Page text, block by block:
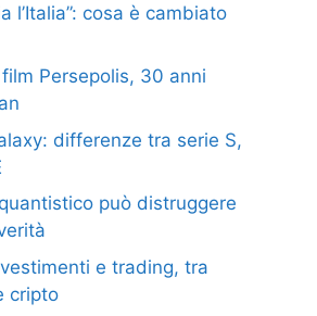
l’Italia”: cosa è cambiato
Persepolis, 30 anni
differenze tra serie S,
può distruggere
e trading, tra
cripto